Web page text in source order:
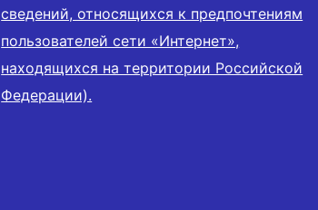
сведений, относящихся к предпочтениям
пользователей сети «Интернет»,
находящихся на территории Российской
Федерации).